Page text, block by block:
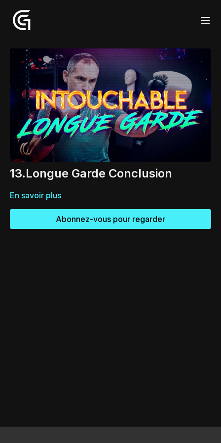
13.Longue Garde Conclusion
En savoir plus
Abonnez-vous pour regarder